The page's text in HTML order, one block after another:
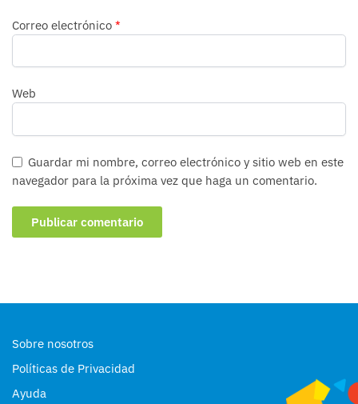
Correo electrónico *
Web
Guardar mi nombre, correo electrónico y sitio web en este
navegador para la próxima vez que haga un comentario.
Sobre nosotros
Políticas de Privacidad
Ayuda